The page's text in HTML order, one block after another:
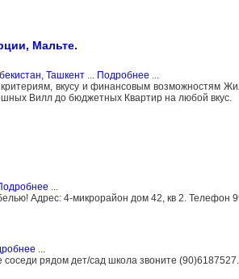
Мальте.
Ташкент... Подробнее ...
вкусу и финансовым возможностям
Вилл до бюджетных Квартир на любой вкус.
...
Адрес: 4-микрорайон дом 42, кв 2. Телефон
...
рядом дет/сад школа звоните (90)6187527.